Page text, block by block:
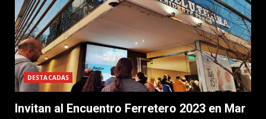
DESTACADAS
Invitan al Encuentro Ferretero 2023 en Mar